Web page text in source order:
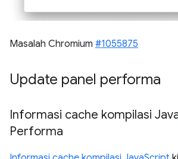
Masalah Chromium #1055875
Update panel performa
Informasi cache kompilasi
Performa